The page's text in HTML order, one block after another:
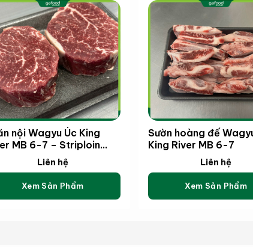
nội Wagyu Úc King
MB 6-7 – Striploin
King River MB 6-7
Liên hệ
Xem Sản Phẩm
Sườn hoàng đế
King River MB 6-7
Liên hệ
Xem Sản Phẩm